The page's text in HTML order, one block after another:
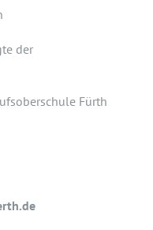
der
Fürth